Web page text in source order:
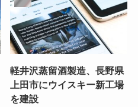
軽井沢蒸留酒製造、長野県
上田市にウイスキー新工場
を建設